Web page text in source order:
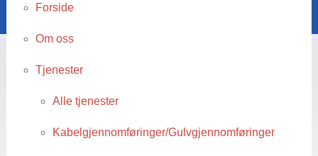
Forside
Om oss
Tjenester
Alle tjenester
Kabelgjennomføringer/Gulvgjennomføringer